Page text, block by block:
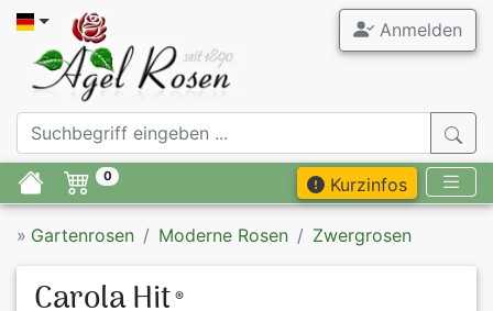
Anmelden
0 Kurzinfos
» Gartenrosen Moderne Rosen Zwergrosen
Carola Hit ®